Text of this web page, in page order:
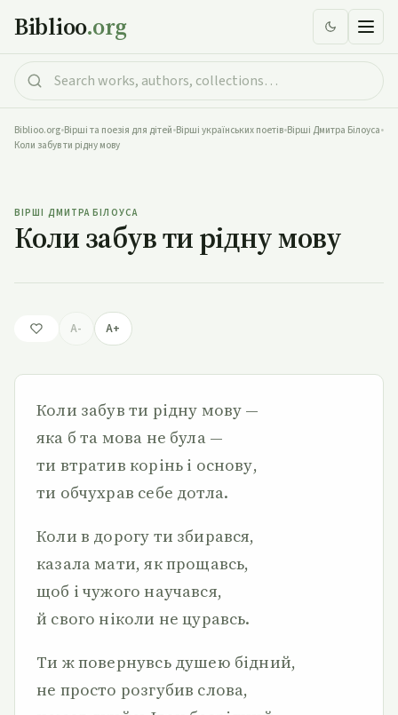
Biblioo.org
Biblioo.org•Вірші та поезія для дітей•Вірші українських поетів•Вірші Дмитра Білоуса•
Коли забув ти рідну мову
ВІРШІ ДМИТРА БІЛОУСА
Коли забув ти рідну мову
A- A+
Коли забув ти рідну мову —
яка б та мова не була —
ти втратив корінь і основу,
ти обчухрав себе дотла.
Коли в дорогу ти збирався,
казала мати, як прощавсь,
щоб і чужого научався,
й свого ніколи не цуравсь.
Ти ж повернувсь душею бідний,
не просто розгубив слова,